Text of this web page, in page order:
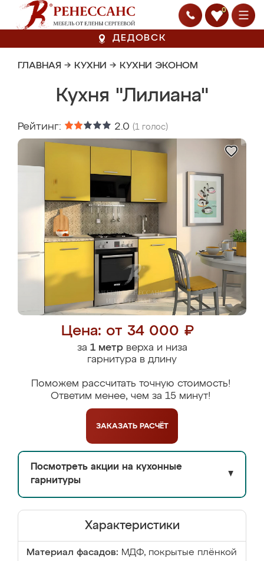
0
ДЕДОВСК
ГЛАВНАЯ → КУХНИ → КУХНИ ЭКОНОМ
Кухня "Лилиана"
Рейтинг: 2.0 (1 голос)
Цена: от 34 000 ₽
за 1 метрверха и низа
гарнитура в длину
Поможем рассчитать точную стоимость!
Ответим менее, чем за 15 минут!
ЗАКАЗАТЬ РАСЧЁТ
Посмотреть акции на кухонные
гарнитуры
▼
Характеристики
Материал фасадов: МДФ, покрытые плёнкой